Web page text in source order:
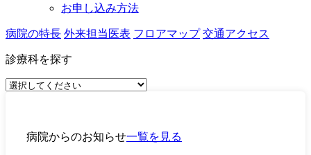
お申し込み方法
病院の特長 外来担当医表 フロアマップ 交通アクセス
診療科を探す
病院からのお知らせ一覧を見る